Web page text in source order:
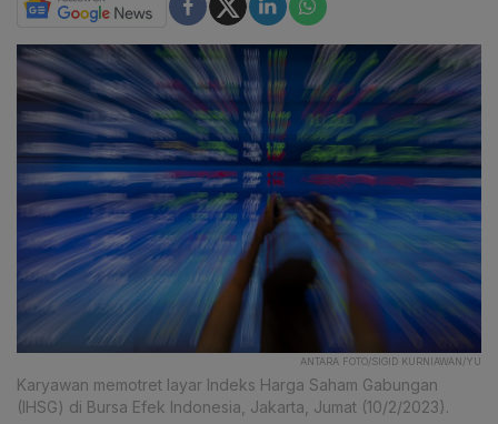
ANTARA FOTO/SIGID KURNIAWAN/YU
Karyawan memotret layar Indeks Harga Saham Gabungan
(IHSG) di Bursa Efek Indonesia, Jakarta, Jumat (10/2/2023).